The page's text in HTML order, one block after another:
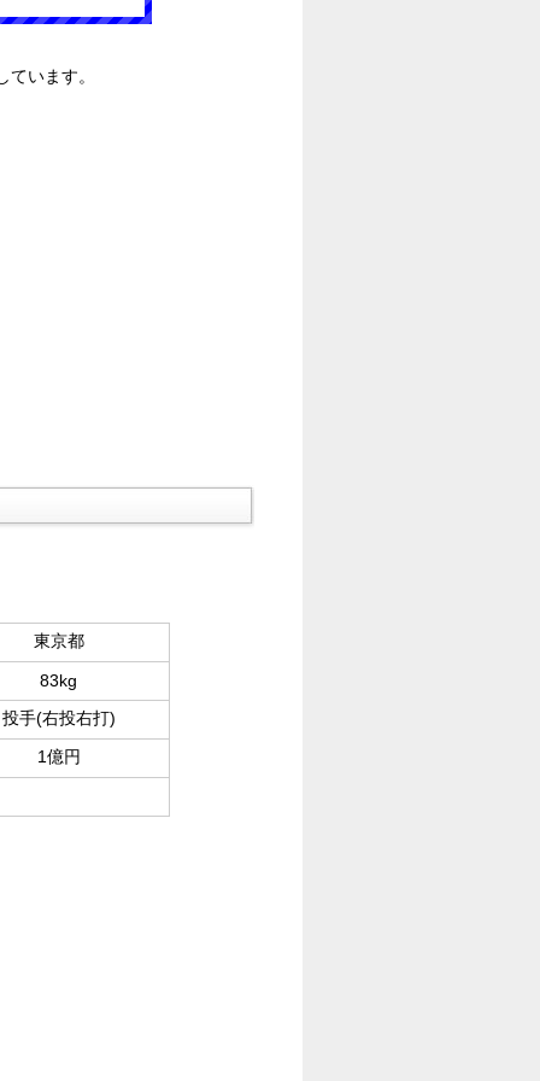
います。
東京都
83kg
投手(右投右打)
1億円